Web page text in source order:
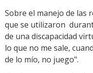
Sobre el manejo de las
que se utilizaron
de una discapacidad
lo que no me sale,
de lo mío, no juego".